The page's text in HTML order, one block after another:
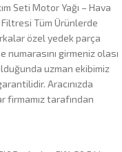
Seti Motor Yağı – Hava
Tüm Ürünlerde
özel yedek parça
numarasını girmeniz olası
uzman ekibimiz
Aracınızda
firmamız tarafından